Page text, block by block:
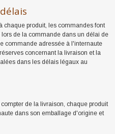
chaque produit, les commandes font
de la commande dans un délai de
commande adressée à l'internaute
concernant la livraison et la
dans les délais légaux au
de la livraison, chaque produit
dans son emballage d'origine et